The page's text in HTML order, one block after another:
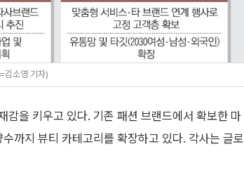
김소영 기자)
을 키우고 있다. 기존 패션 브랜드에서 확보한 마
까지 뷰티 카테고리를 확장하고 있다. 각사는 글로